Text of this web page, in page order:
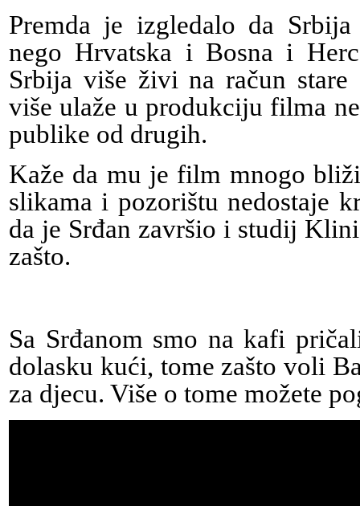
Premda je izgledalo da
nego Hrvatska i Bosna i
Srbija više živi na račun stare
više ulaže u produkciju filma
publike od drugih.
Kaže da mu je film mnogo
slikama i pozorištu nedostaje
da je Srđan završio i studij
zašto.
Sa Srđanom smo na kafi
dolasku kući, tome zašto voli
za djecu. Više o tome možete